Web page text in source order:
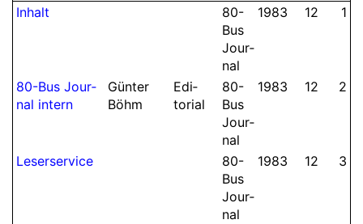
Inhalt
80-
Bus
Jour­
nal
1983 12 1
80-Bus Jour­
nal intern
Günter
Böhm
Edi­
torial
80-
Bus
Jour­
nal
1983 12 2
Leserservice
80-
Bus
Jour­
nal
1983 12 3